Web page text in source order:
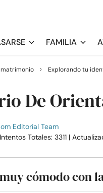
FAMILIA
› Explorando tu
De
Editorial Team
Totales: 3311 |
cómodo con